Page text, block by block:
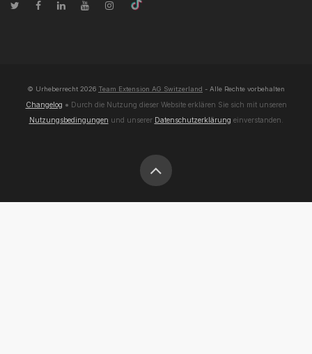
© Urheberrecht 2026 Team Extension AG Switzerland - Alle Rechte vorbehalten
Changelog ● Durch die Nutzung dieser Website erklären Sie sich mit unseren
Nutzungsbedingungen und unserer Datenschutzerklärung einverstanden.